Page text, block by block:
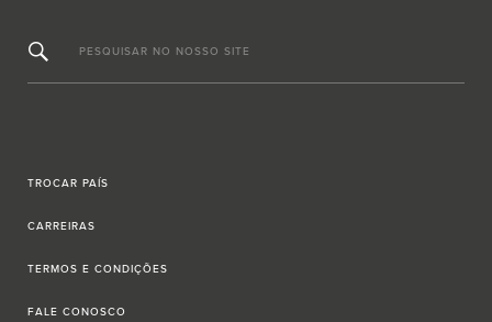
PESQUISAR NO NOSSO SITE
TROCAR PAÍS
CARREIRAS
TERMOS E CONDIÇÕES
FALE CONOSCO